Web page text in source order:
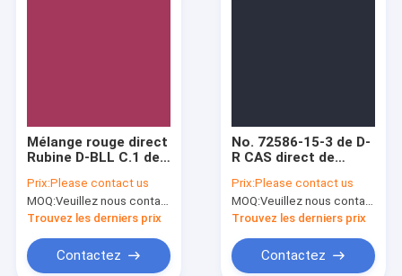
Mélange rouge direct
Rubine D-BLL C.1 de
CAS 73513-82-3 83/1.
Prix:Please contact us
MOQ:Veuillez nous contacter
Trouvez les derniers prix
Contactez
No. 72586-15-3 de D-
R CAS direct de
marine 297 directs
Prix:Please contact us
MOQ:Veuillez nous contacter
Trouvez les derniers prix
Contactez